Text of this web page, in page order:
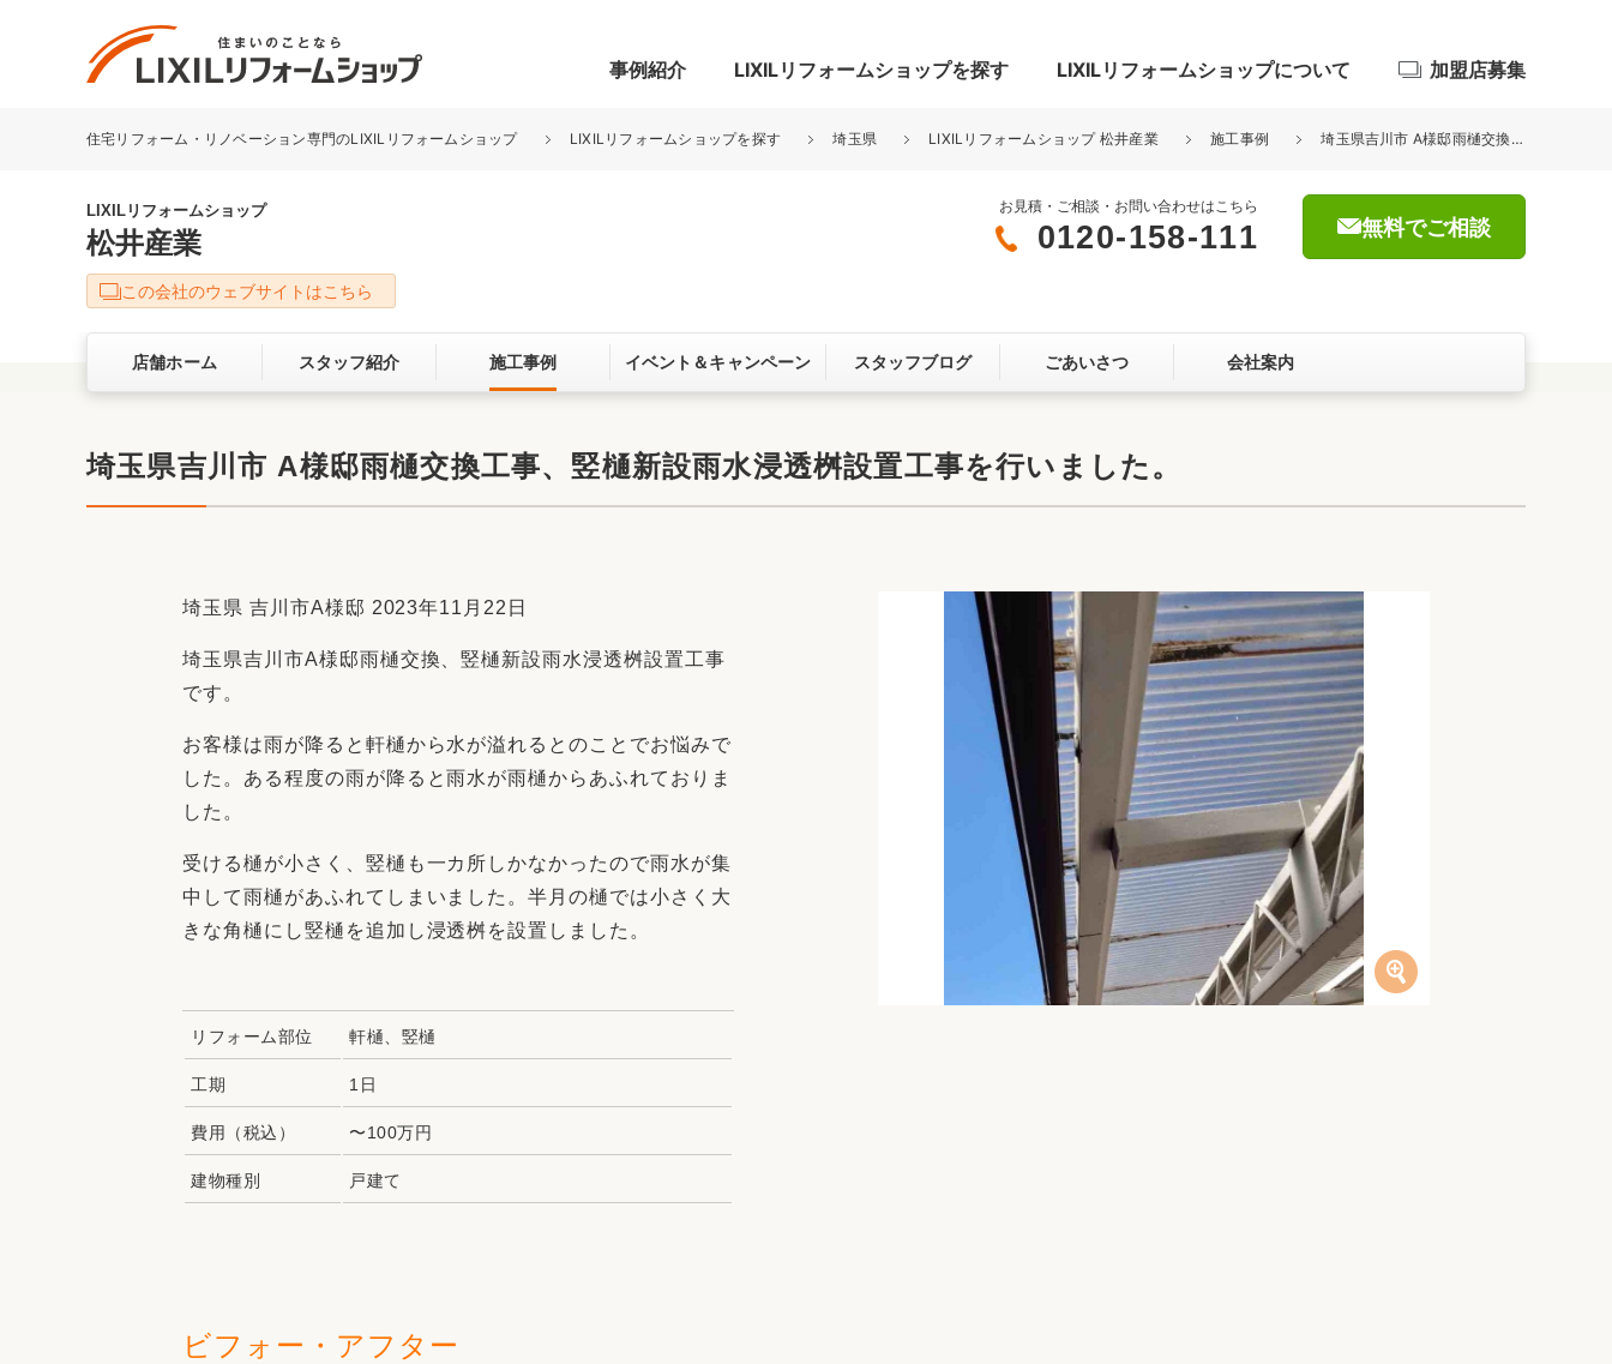
事例紹介
リフォーム事例を探す
キッチン
洗面化粧室 トイレ 玄関まわり 門まわり 屋根・外壁
ベランダ・バルコニー ガーデンスペース カースペース
お客さまの声 3Dシミュレーション
LIXILリフォームショップを探す LIXILリフォームショップについて
LIXILリフォームショップについて
サービス向上・品質改善の取り組み お客さま満足度アンケート
ここちいい暮らしをつくる、価値・性能向上
リフォームアクセル
ストップ
加盟店募集
住宅リフォーム・リノベーション専門のLIXILリフォームショップ LIXILリフォームショップを探す 埼玉県 LIXILリフォームショップ 松井産業 施工事例 埼玉県吉川市 A様邸雨樋交換工事、竪樋新設雨水浸透桝設置工事を行いました。
LIXILリフォームショップ
松井産業
お見積・ご相談・お問い合わせはこちら
0120-158-111 無料でご相談
この会社のウェブサイトはこちら
店舗ホーム スタッフ紹介 施工事例 イベント＆キャンペーン スタッフブログ ごあいさつ 会社案内
埼玉県吉川市 A様邸雨樋交換工事、竪樋新設雨水浸透桝設置工事を行いました。
埼玉県 吉川市A様邸 2023年11月22日
埼玉県吉川市A様邸雨樋交換、竪樋新設雨水浸透桝設置工事
です。
お客様は雨が降ると軒樋から水が溢れるとのことでお悩みで
した。ある程度の雨が降ると雨水が雨樋からあふれておりま
した。
受ける樋が小さく、竪樋も一カ所しかなかったので雨水が集
中して雨樋があふれてしまいました。半月の樋では小さく大
きな角樋にし竪樋を追加し浸透桝を設置しました。
リフォーム部位 軒樋、竪樋
工期 1日
費用（税込） 〜100万円
建物種別 戸建て
ビフォー・アフター